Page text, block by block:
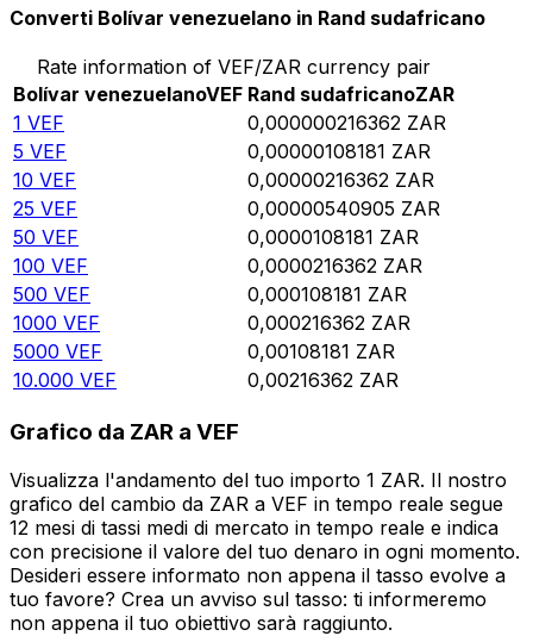
Converti Bolívar venezuelano in Rand sudafricano
Rate information of VEF/ZAR currency pair
Bolívar venezuelanoVEF Rand sudafricanoZAR
1 VEF 0,000000216362 ZAR
5 VEF 0,00000108181 ZAR
10 VEF 0,00000216362 ZAR
25 VEF 0,00000540905 ZAR
50 VEF 0,0000108181 ZAR
100 VEF 0,0000216362 ZAR
500 VEF 0,000108181 ZAR
1000 VEF 0,000216362 ZAR
5000 VEF 0,00108181 ZAR
10.000 VEF 0,00216362 ZAR
Grafico da ZAR a VEF
Visualizza l'andamento del tuo importo 1 ZAR. Il nostro
grafico del cambio da ZAR a VEF in tempo reale segue
12 mesi di tassi medi di mercato in tempo reale e indica
con precisione il valore del tuo denaro in ogni momento.
Desideri essere informato non appena il tasso evolve a
tuo favore? Crea un avviso sul tasso: ti informeremo
non appena il tuo obiettivo sarà raggiunto.